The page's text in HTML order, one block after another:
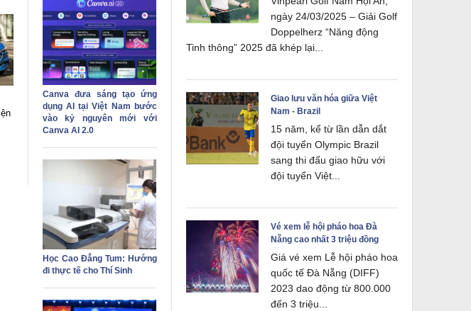
Canva đưa sáng tạo ứng
dụng AI tại Việt Nam bước
vào kỷ nguyên mới với
Canva AI 2.0
Học Cao Đẳng Tum: Hướng
đi thực tế cho Thí Sinh
ngày 24/03/2025 – Giải Golf
Doppelherz “Năng động
Tinh thông” 2025 đã khép lại...
Giao lưu văn hóa giữa Việt
Nam - Brazil
15 năm, kể từ lần dẫn dắt
đội tuyển Olympic Brazil
sang thi đấu giao hữu với
đội tuyển Việt...
Vé xem lễ hội pháo hoa Đà
Nẵng cao nhất 3 triệu đồng
Giá vé xem Lễ hội pháo hoa
quốc tế Đà Nẵng (DIFF)
2023 dao động từ 800.000
đến 3 triệu...